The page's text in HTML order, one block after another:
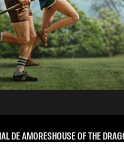
DE AMORESHOUSE OF THE